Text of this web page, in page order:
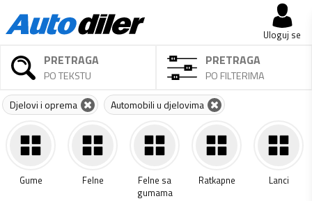
Uloguj se
PRETRAGA
PO TEKSTU
PRETRAGA
PO FILTERIMA
Djelovi i oprema Automobili u djelovima
Gume Felne
Felne sa
gumama
Ratkapne Lanci